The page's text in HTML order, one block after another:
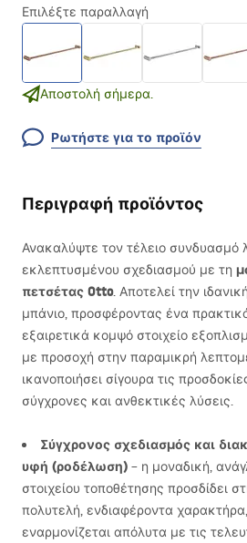
Επιλέξτε παραλλαγή
Αποστολή σήμερα.
Ρωτήστε για το προϊόν
Περιγραφή προϊόντος
Ανακαλύψτε τον τέλειο συνδυασμό
εκλεπτυσμένου σχεδιασμού με τη
πετσέτας Otto. Αποτελεί την
μπάνιο, προσφέροντας ένα
εξαιρετικά κομψό στοιχείο
με προσοχή στην παραμικρή
ικανοποιήσει σίγουρα τις
σύγχρονες και ανθεκτικές λύσεις.
Σύγχρονος σχεδιασμός και
υφή (ροδέλωση) – η μοναδική,
στοιχείου τοποθέτησης προσδίδει
πολυτελή, ενδιαφέροντα
εναρμονίζεται απόλυτα με τις